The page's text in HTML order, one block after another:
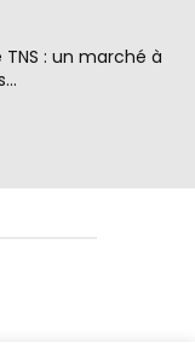
: un marché à